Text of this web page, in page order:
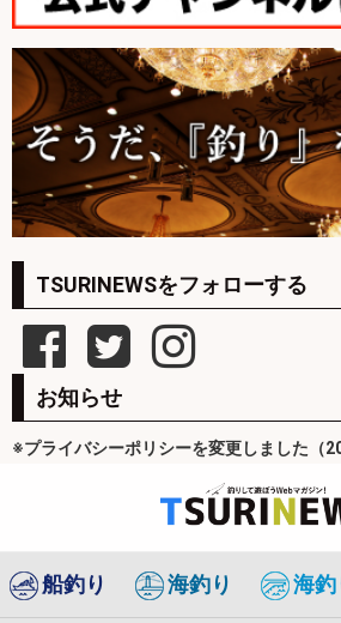
TSURINEWSをフォローする
お知らせ
※プライバシーポリシーを変更しました（
船釣り 海釣り 海